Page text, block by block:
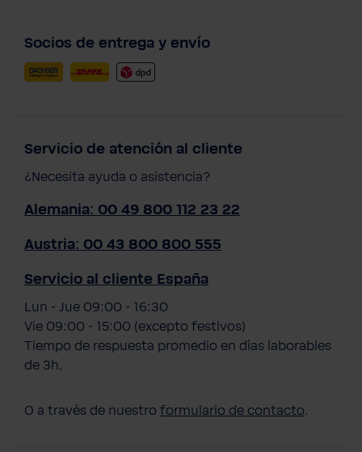
Socios de entrega y envío
Servicio de atención al cliente
¿Necesita ayuda o asistencia?
Alemania: 00 49 800 112 23 22
Austria: 00 43 800 800 555
Servicio al cliente España
Lun - Jue 09:00 - 16:30
Vie 09:00 - 15:00 (excepto festivos)
Tiempo de respuesta promedio en días laborables
de 3h.
O a través de nuestro formulario de contacto.